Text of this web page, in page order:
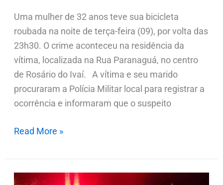
Uma mulher de 32 anos teve sua bicicleta
roubada na noite de terça-feira (09), por volta das
23h30. O crime aconteceu na residência da
vítima, localizada na Rua Paranaguá, no centro
de Rosário do Ivaí. A vítima e seu marido
procuraram a Polícia Militar local para registrar a
ocorrência e informaram que o suspeito
Read More »
Ladrão